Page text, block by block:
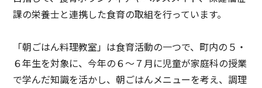
課の栄養士と連携した食育の取組を行っています。
「朝ごはん料理教室」は食育活動の一つで、町内の５・
６年生を対象に、今年の６～７月に児童が家庭科の授業
で学んだ知識を活かし、朝ごはんメニューを考え、調理